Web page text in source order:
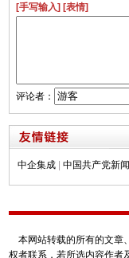
[手写输入] [表情]
评论者：
中企集成 | 中国共产党新
本网站转载的所有的文章
权者联系，若所选内容作者